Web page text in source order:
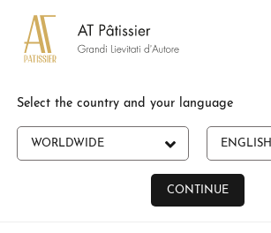
Select the country and your language
WORLDWIDE ENGLISH
CONTINUE